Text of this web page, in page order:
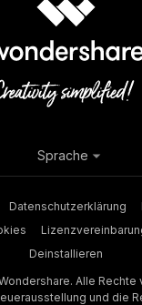
Datenschutzerklärung
Deinstallieren
Alle Rechte
und die
Sprache